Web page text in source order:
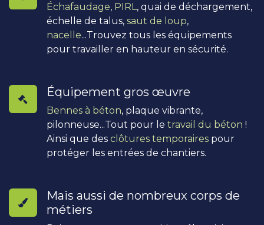
Échafaudage, PIRL , quai de déchargement,
échelle de talus, saut de loup,
nacelle...Trouvez tous les équipements
pour travailler en hauteur en sécurité.
Équipement gros œuvre
Bennes à béton, plaque vibrante,
pilonneuse...Tout pour le travail du béton !
Ainsi que des clôtures temporaires pour
protéger les entrées de chantiers.
Mais aussi de nombreux corps de
métiers